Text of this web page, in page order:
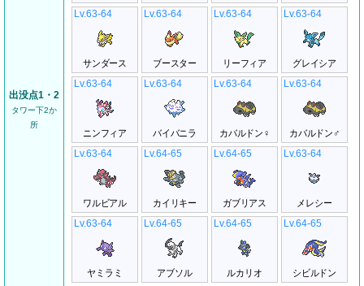
出没点1・2
タワー下2か
所
Lv.63-64
サンダース
Lv.63-64
ブースター
Lv.63-64
リーフィア
Lv.63-64
グレイシア
Lv.63-64
ニンフィア
Lv.63-64
バイバニラ
Lv.63-64
カバルドン♀
Lv.63-64
カバルドン♂
Lv.63-64
ワルビアル
Lv.64-65
カイリキー
Lv.64-65
ガブリアス
Lv.63-64
メレシー
Lv.63-64
ヤミラミ
Lv.64-65
アブソル
Lv.64-65
ルカリオ
Lv.64-65
シビルドン